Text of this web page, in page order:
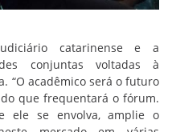
catarinense e a
conjuntas voltadas à
“O acadêmico será o futuro
que frequentará o fórum.
ele se envolva, amplie o